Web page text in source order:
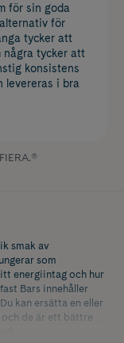
för sin goda
för
tycker att
några tycker att
konsistens
levereras i bra
smak av
som
energiintag och hur
Bars innehåller
kan ersätta en eller
de är ett bättre